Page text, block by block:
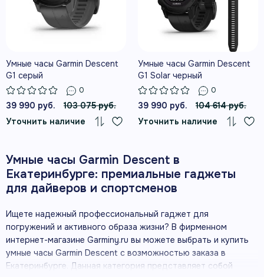
Умные часы Garmin Descent
G1 серый
0
39 990 руб.
103 075 руб.
Уточнить наличие
Умные часы Garmin Descent
G1 Solar черный
0
39 990 руб.
104 614 руб.
Уточнить наличие
Умные часы Garmin Descent в
Екатеринбурге: премиальные гаджеты
для дайверов и спортсменов
Ищете надежный профессиональный гаджет для
погружений и активного образа жизни? В фирменном
интернет-магазине Garminy.ru вы можете выбрать и купить
умные часы Garmin Descent с возможностью заказа в
Екатеринбурге. Данная категория представляет собой